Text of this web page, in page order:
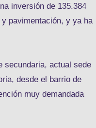
inversión de 135.384
pavimentación, y ya ha
secundaria, actual sede
desde el barrio de
muy demandada